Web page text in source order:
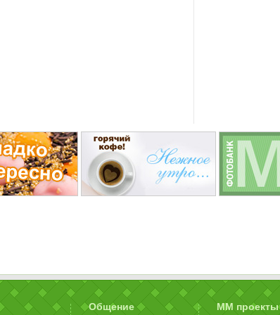
Общение ММ проекты